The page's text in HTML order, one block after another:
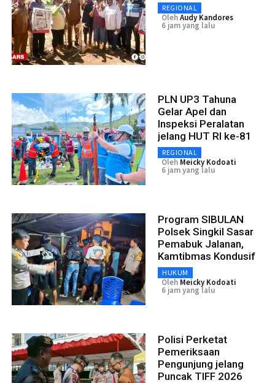
REGIONAL
OlehAudy Kandores
6 jam yang lalu
PLN UP3 Tahuna
Gelar Apel dan
Inspeksi Peralatan
jelang HUT RI ke-81
REGIONAL
Oleh Meicky Kodoati
6 jam yang lalu
Program SIBULAN
Polsek Singkil Sasar
Pemabuk Jalanan,
Kamtibmas Kondusif
HUKUM
Oleh Meicky Kodoati
6 jam yang lalu
Polisi Perketat
Pemeriksaan
Pengunjung jelang
Puncak TIFF 2026